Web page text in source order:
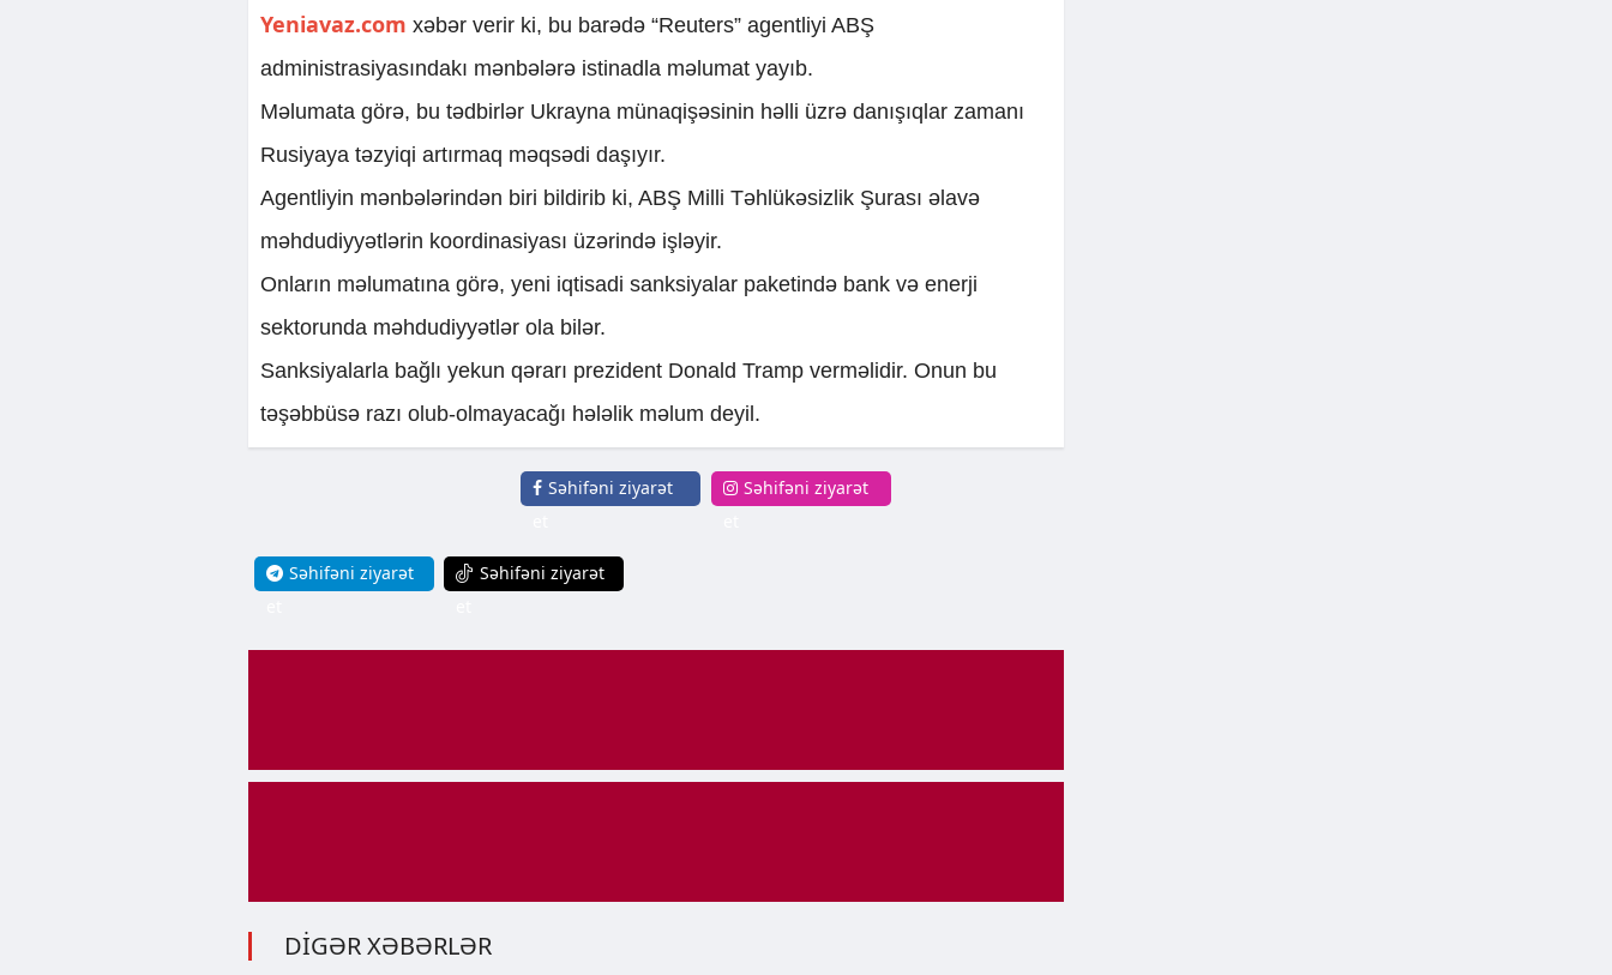
Yeniavaz.com xəbər verir ki, bu barədə “Reuters” agentliyi ABŞ
administrasiyasındakı mənbələrə istinadla məlumat yayıb.
Məlumata görə, bu tədbirlər Ukrayna münaqişəsinin həlli üzrə danışıqlar zamanı
Rusiyaya təzyiqi artırmaq məqsədi daşıyır.
Agentliyin mənbələrindən biri bildirib ki, ABŞ Milli Təhlükəsizlik Şurası əlavə
məhdudiyyətlərin koordinasiyası üzərində işləyir.
Onların məlumatına görə, yeni iqtisadi sanksiyalar paketində bank və enerji
sektorunda məhdudiyyətlər ola bilər.
Sanksiyalarla bağlı yekun qərarı prezident Donald Tramp verməlidir. Onun bu
təşəbbüsə razı olub-olmayacağı hələlik məlum deyil.
Səhifəni ziyarət
Səhifəni ziyarət
Səhifəni ziyarət
Səhifəni ziyarət
DİGƏR XƏBƏRLƏR